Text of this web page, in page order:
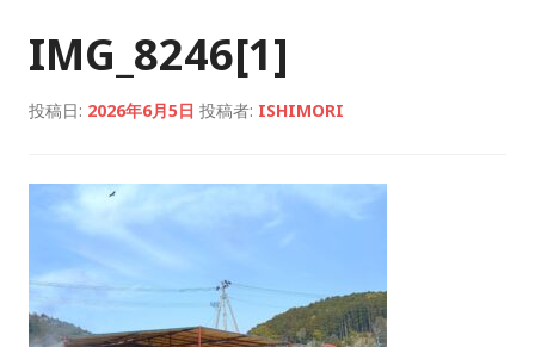
IMG_8246[1]
投稿日: 2026年6月5日 投稿者: ISHIMORI